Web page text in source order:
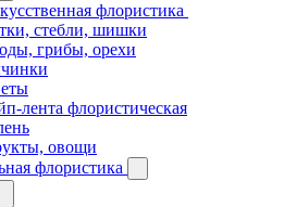
флористика
стебли, шишки
грибы, орехи
лента флористическая
овощи
флористика